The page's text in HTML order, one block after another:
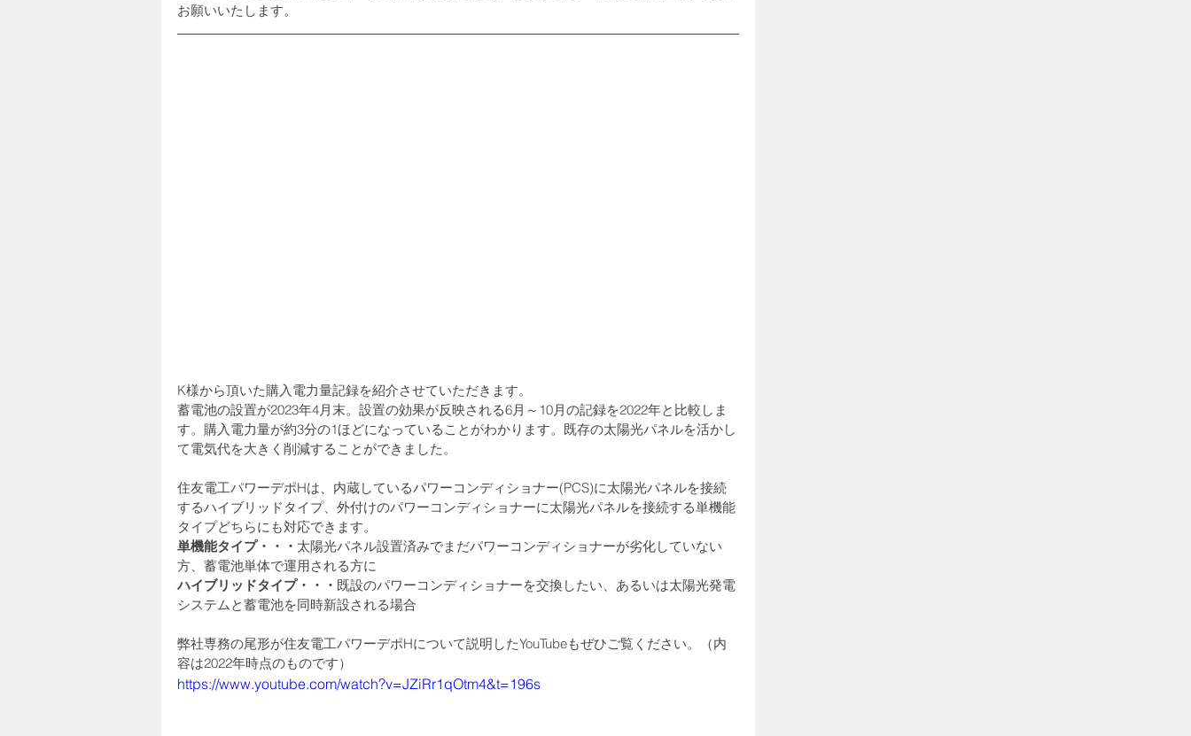
お願いいたします。
K様から頂いた購入電力量記録を紹介させていただきます。
蓄電池の設置が2023年4月末。設置の効果が反映される6月～10月の記録を2022年と比較しま
す。購入電力量が約3分の1ほどになっていることがわかります。既存の太陽光パネルを活かし
て電気代を大きく削減することができました。
住友電工パワーデポHは、内蔵しているパワーコンディショナー(PCS)に太陽光パネルを接続
するハイブリッドタイプ、外付けのパワーコンディショナーに太陽光パネルを接続する単機能
タイプどちらにも対応できます。
単機能タイプ・・・ 太陽光パネル設置済みでまだパワーコンディショナーが劣化していない
方、蓄電池単体で運用される方に
ハイブリッドタイプ・・・ 既設のパワーコンディショナーを交換したい、あるいは太陽光発電
システムと蓄電池を同時新設される場合
弊社専務の尾形が住友電工パワーデポHについて説明したYouTubeもぜひご覧ください。（内
容は2022年時点のものです）
https://www.youtube.com/watch?v=JZiRr1qOtm4&t=196s